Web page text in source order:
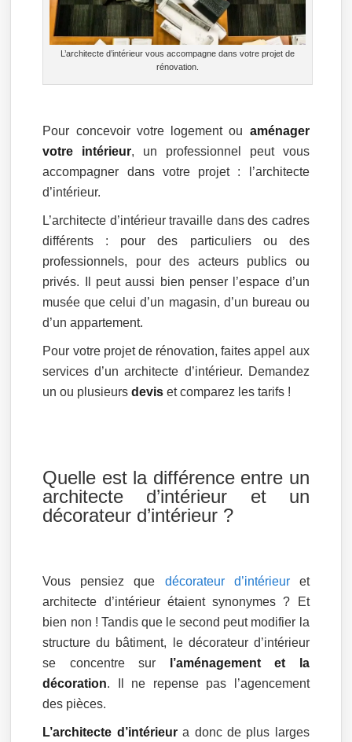
L’architecte d’intérieur vous accompagne dans votre projet de
rénovation.
Pour concevoir votre logement ou aménager
votre intérieur, un professionnel peut vous
accompagner dans votre projet : l’architecte
d’intérieur.
L’architecte d’intérieur travaille dans des cadres
différents : pour des particuliers ou des
professionnels, pour des acteurs publics ou
privés. Il peut aussi bien penser l’espace d’un
musée que celui d’un magasin, d’un bureau ou
d’un appartement.
Pour votre projet de rénovation, faites appel aux
services d’un architecte d’intérieur. Demandez
un ou plusieursdevis et comparez les tarifs !
Quelle est la différence entre un
architecte d’intérieur et un
décorateur d’intérieur ?
Vous pensiez que décorateur d’intérieuret
architecte d’intérieur étaient synonymes ? Et
bien non ! Tandis que le second peut modifier la
structure du bâtiment, le décorateur d’intérieur
se concentre sur
l’aménagement et la
décoration. Il ne repense pas l’agencement
des pièces.
L’architecte d’intérieura donc de plus larges